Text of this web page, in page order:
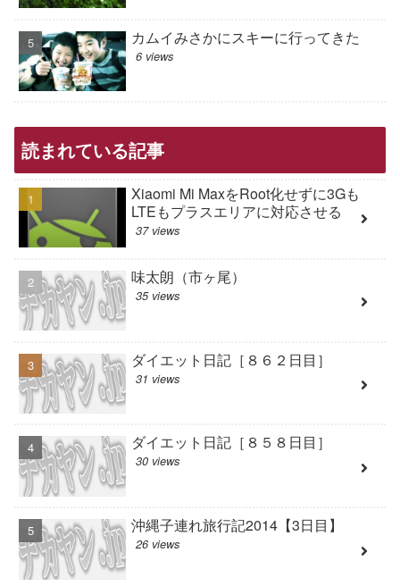
カムイみさかにスキーに行ってきた
6 views
読まれている記事
Xiaomi Mi MaxをRoot化せずに3Gも
LTEもプラスエリアに対応させる
37 views
味太朗（市ヶ尾）
35 views
ダイエット日記［８６２日目］
31 views
ダイエット日記［８５８日目］
30 views
沖縄子連れ旅行記2014【3日目】
26 views